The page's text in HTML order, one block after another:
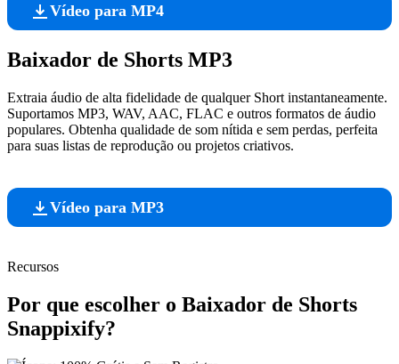
Vídeo para MP4
Baixador de Shorts MP3
Extraia áudio de alta fidelidade de qualquer Short instantaneamente.
Suportamos MP3, WAV, AAC, FLAC e outros formatos de áudio
populares. Obtenha qualidade de som nítida e sem perdas, perfeita
para suas listas de reprodução ou projetos criativos.
Vídeo para MP3
Recursos
Por que escolher o Baixador de Shorts
Snappixify?